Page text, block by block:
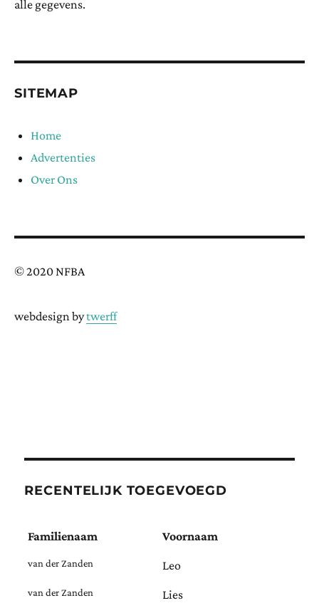
alle gegevens.
SITEMAP
Home
Advertenties
Over Ons
© 2020 NFBA
webdesign bytwerff
RECENTELIJK TOEGEVOEGD
Familienaam Voornaam
van der Zanden Leo
van der Zanden Lies